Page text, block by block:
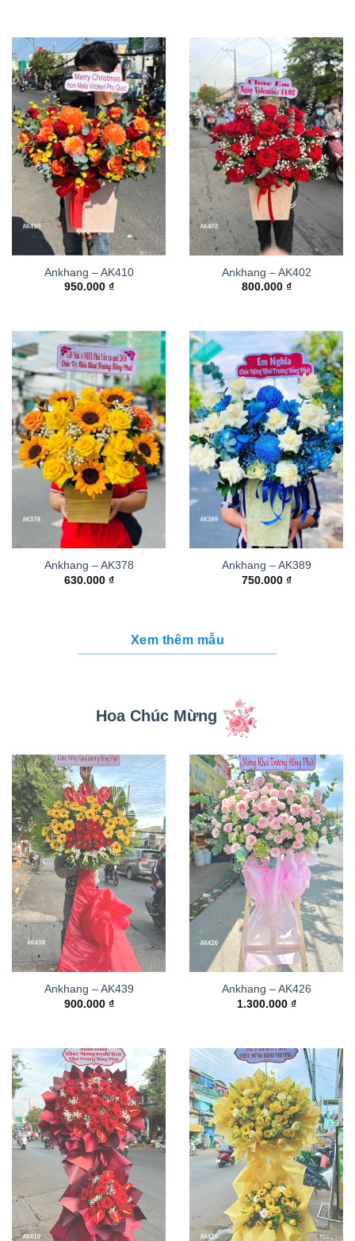
Ankhang – AK410
950.000 ₫
Ankhang – AK402
800.000 ₫
Ankhang – AK378
630.000 ₫
Ankhang – AK389
750.000 ₫
Xem thêm mẫu
Hoa Chúc Mừng
Ankhang – AK439
900.000 ₫
Ankhang – AK426
1.300.000 ₫